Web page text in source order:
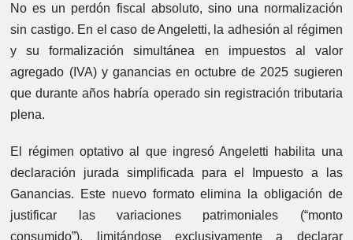
No es un perdón fiscal absoluto, sino una normalización
sin castigo. En el caso de Angeletti, la adhesión al régimen
y su formalización simultánea en impuestos al valor
agregado (IVA) y ganancias en octubre de 2025 sugieren
que durante años habría operado sin registración tributaria
plena.
El régimen optativo al que ingresó Angeletti habilita una
declaración jurada simplificada para el Impuesto a las
Ganancias. Este nuevo formato elimina la obligación de
justificar las variaciones patrimoniales (“monto
consumido”), limitándose exclusivamente a declarar